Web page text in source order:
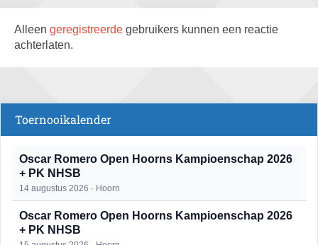
Alleen geregistreerde gebruikers kunnen een reactie
achterlaten.
Toernooikalender
Oscar Romero Open Hoorns Kampioenschap 2026
+ PK NHSB
14 augustus 2026 · Hoorn
Oscar Romero Open Hoorns Kampioenschap 2026
+ PK NHSB